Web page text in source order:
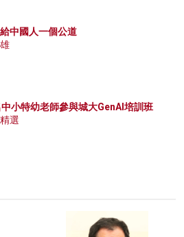
中國人一個公道
小特幼老師參與城大GenAI培訓班
選